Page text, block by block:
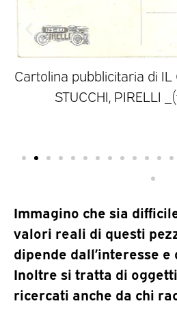
Cartolina pubblicitaria di IL
STUCCHI, PIRELLI
Immagino che sia
valori reali di questi
dipende dall’interesse e
Inoltre si tratta di
ricercati anche da chi